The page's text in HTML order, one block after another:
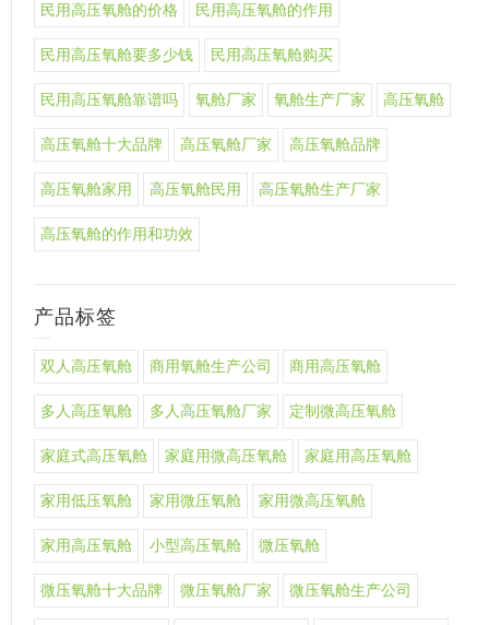
民用高压氧舱的价格 民用高压氧舱的作用
民用高压氧舱要多少钱 民用高压氧舱购买
民用高压氧舱靠谱吗 氧舱厂家 氧舱生产厂家 高压氧舱
高压氧舱十大品牌 高压氧舱厂家 高压氧舱品牌
高压氧舱家用 高压氧舱民用 高压氧舱生产厂家
高压氧舱的作用和功效
产品标签
双人高压氧舱 商用氧舱生产公司 商用高压氧舱
多人高压氧舱 多人高压氧舱厂家 定制微高压氧舱
家庭式高压氧舱 家庭用微高压氧舱 家庭用高压氧舱
家用低压氧舱 家用微压氧舱 家用微高压氧舱
家用高压氧舱 小型高压氧舱 微压氧舱
微压氧舱十大品牌 微压氧舱厂家 微压氧舱生产公司